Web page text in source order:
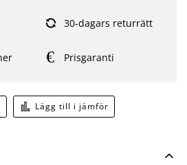
Lägg till i jämför
30-dagars returrätt
Prisgaranti